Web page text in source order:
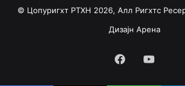
© Цопyригхт РТХН 2026, Алл Ригхтс
Дизајн Арена
Facebook